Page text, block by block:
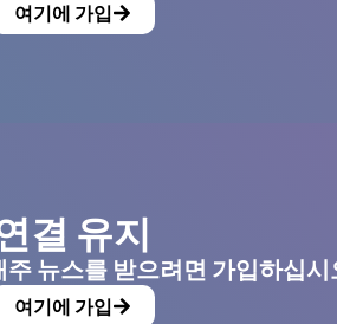
여기에 가입
결 유지
뉴스를 받으려면 가입하십시
여기에 가입